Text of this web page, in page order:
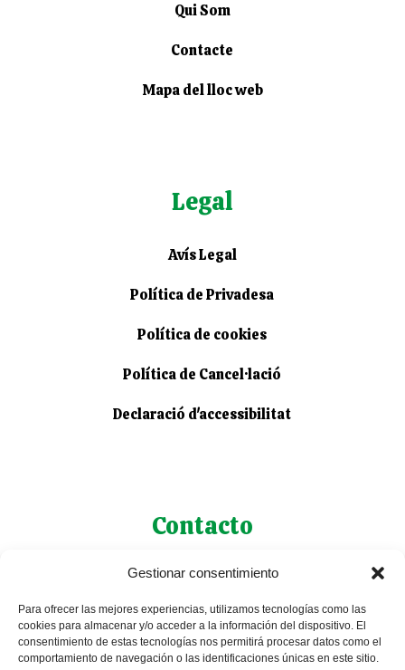
Gestionar consentimiento
Para ofrecer las mejores experiencias, utilizamos tecnologías como las
cookies para almacenar y/o acceder a la información del dispositivo. El
consentimiento de estas tecnologías nos permitirá procesar datos como el
comportamiento de navegación o las identificaciones únicas en este sitio.
Qui Som
Contacte
Mapa del lloc web
Legal
Avís Legal
Política de Privadesa
Política de cookies
Política de Cancel·lació
Declaració d'accessibilitat
Contacto
627 43 92 54
627 43 92 54
petjadesexcursions@gmail.com